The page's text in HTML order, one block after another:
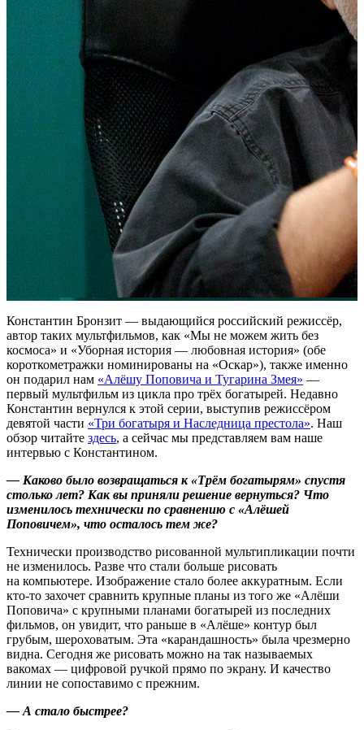
Константин Бронзит — выдающийся российский режиссёр,
автор таких мультфильмов, как «Мы не можем жить без
космоса» и «Уборная история — любовная история» (обе
короткометражки номинированы на «Оскар»), также именно
он подарил нам «Алёшу Поповича и Тугарина Змея» —
первый мультфильм из цикла про трёх богатырей. Недавно
Константин вернулся к этой серии, выступив режиссёром
девятой части «Три богатыря и Наследница престола». Наш
обзор читайте здесь, а сейчас мы представляем вам наше
интервью с Константином.
— Каково было возвращаться к «Трём богатырям» спустя
столько лет? Как вы приняли решение вернуться? Что
изменилось технически по сравнению с «Алёшей
Поповичем», что осталось тем же?
Технически производство рисованной мультипликации почти
не изменилось. Разве что стали больше рисовать
на компьютере. Изображение стало более аккуратным. Если
кто-то захочет сравнить крупные планы из того же «Алёши
Поповича» с крупными планами богатырей из последних
фильмов, он увидит, что раньше в «Алёше» контур был
грубым, шероховатым. Эта «карандашность» была чрезмерно
видна. Сегодня же рисовать можно на так называемых
вакомах — цифровой ручкой прямо по экрану. И качество
линии не сопоставимо с прежним.
— А стало быстрее?